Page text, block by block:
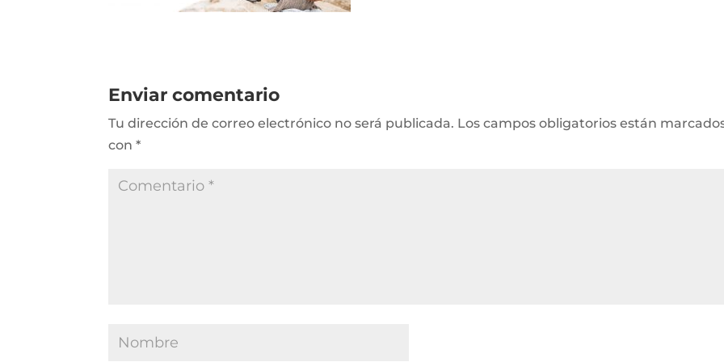
Enviar comentario
Tu dirección de correo electrónico no será publicada. Los campos obligatorios están
con*